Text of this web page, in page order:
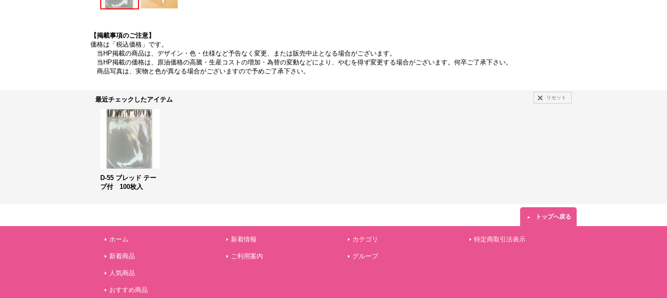
【掲載事項のご注意】
価格は「税込価格」です。
当HP掲載の商品は、デザイン・色・仕様など予告なく変更、または販売中止となる場合がございます。
当HP掲載の価格は、原油価格の高騰・生産コストの増加・為替の変動などにより、やむを得ず変更する場合がございます。何卒ご了承下さい。
商品写真は、実物と色が異なる場合がございますので予めご了承下さい。
最近チェックしたアイテム リセット
D-55 ブレッド テー
プ付 100枚入
トップへ戻る
ホーム
新着商品
人気商品
おすすめ商品
新着情報
ご利用案内
カテゴリ
グループ
特定商取引法表示